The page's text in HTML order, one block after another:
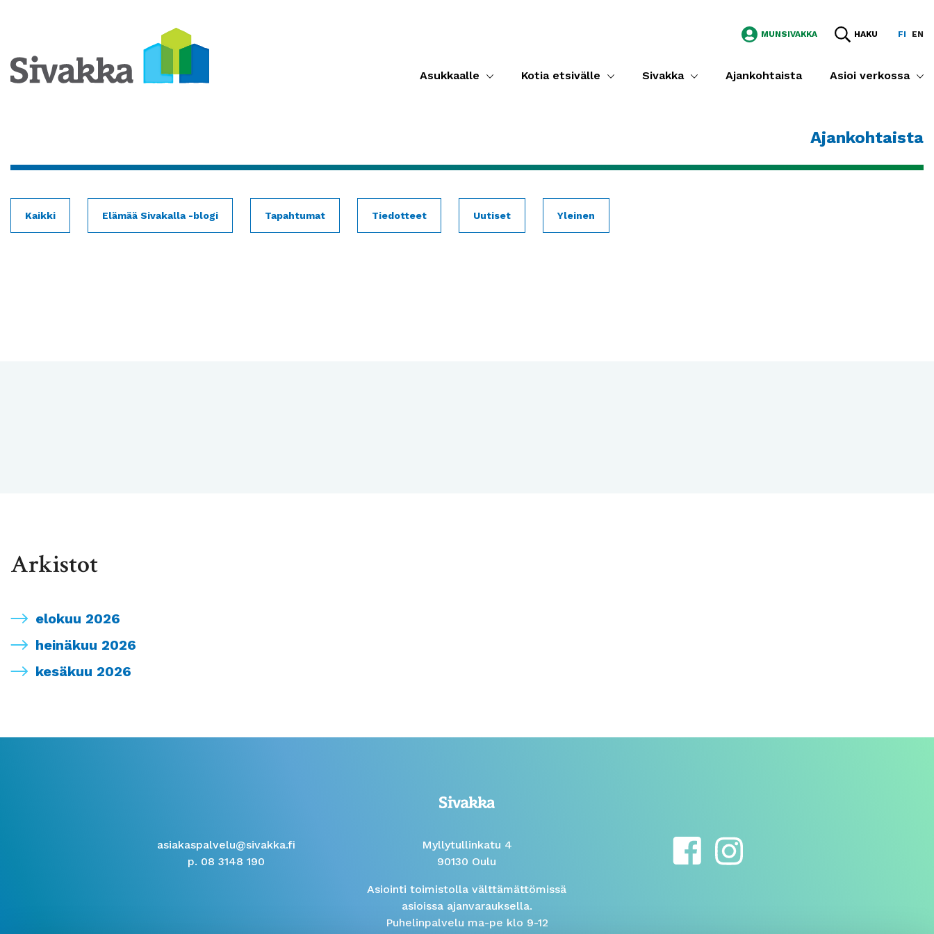
MUNSIVAKKA HAKU FI EN
Asukkaalle Kotia etsivälle Sivakka Ajankohtaista Asioi verkossa
Ajankohtaista
Kaikki Elämää Sivakalla -blogi Tapahtumat Tiedotteet Uutiset Yleinen
Arkistot
elokuu 2026
heinäkuu 2026
kesäkuu 2026
asiakaspalvelu@sivakka.fi
p. 08 3148 190
Myllytullinkatu 4
90130 Oulu
Asiointi toimistolla välttämättömissä
asioissa ajanvarauksella.
Puhelinpalvelu ma-pe klo 9-12